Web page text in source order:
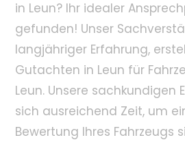
in Leun? Ihr idealer
gefunden! Unser
langjähriger Erfahrung,
Gutachten in Leun für
Leun. Unsere sachkundigen
sich ausreichend Zeit, um
Bewertung Ihres Fahrzeugs